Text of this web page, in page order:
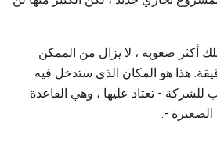
أكثر صعوبة ، لا يزال من الممكن
هذا هو المكان الذي ستدخل فيه
- تعتاد عليها ، وهي القاعدة
الصغيرة -.